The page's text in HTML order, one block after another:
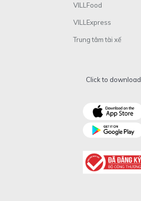
VILLFood
VILLExpress
Trung tâm tài xế
Click to download